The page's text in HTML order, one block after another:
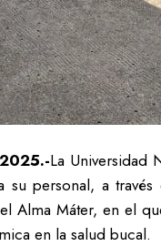
La Universidad
personal, a
Alma Máter, en el
en la salud bucal.